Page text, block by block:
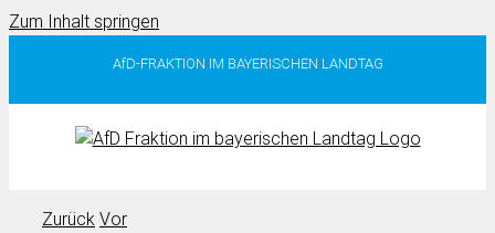
Zum Inhalt springen
AfD-FRAKTION IM BAYERISCHEN LANDTAG
Zurück Vor